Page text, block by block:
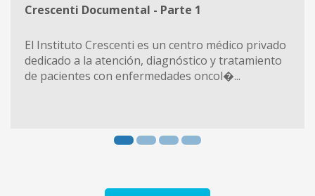
Crescenti Documental - Parte 1
El Instituto Crescenti es un centro médico privado
dedicado a la atención, diagnóstico y tratamiento
de pacientes con enfermedades oncol�...